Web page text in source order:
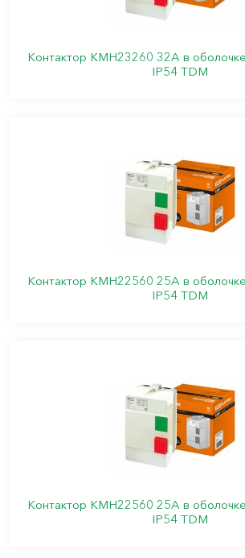
Контактор КМН23260 32А в
IP54 TDM
Контактор КМН22560 25А в
IP54 TDM
Контактор КМН22560 25А в
IP54 TDM